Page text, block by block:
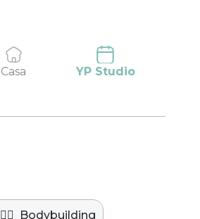
Casa YP Studio
🏋️‍♀️ Bodybuilding